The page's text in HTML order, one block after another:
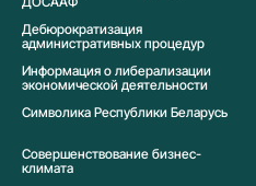
Дебюрократизация
административных процедур
Информация о либерализации
экономической деятельности
Символика Реcпублики Беларусь
Совершенствование бизнес-
климата